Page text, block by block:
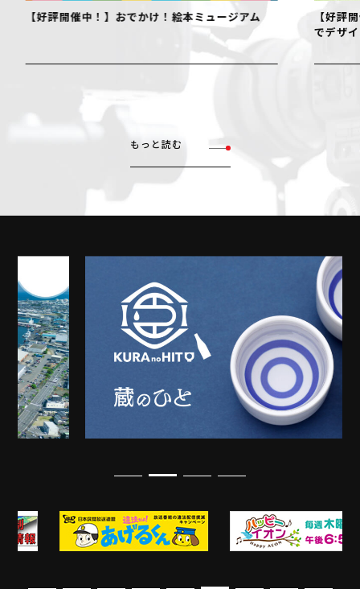
【好評開催中！】おでかけ！絵本ミュージアム
【好評
でデザ
もっと読む